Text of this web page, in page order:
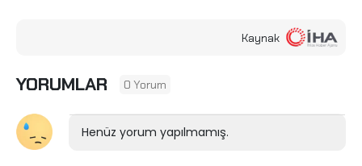
Kaynak
YORUMLAR 0 Yorum
Henüz yorum yapılmamış.